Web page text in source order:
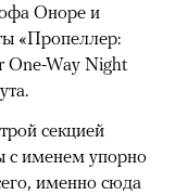
Оноре и
«Пропеллер:
One-Way Night
секцией
с именем упорно
именно сюда